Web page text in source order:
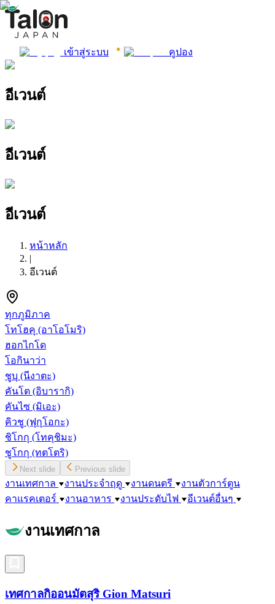
เข้าสู่ระบบ คูปอง
อีเวนต์
อีเวนต์
อีเวนต์
หน้าหลัก
|
อีเวนต์
ทุกภูมิภาค
โทโฮคุ (อาโอโมริ)
ฮอกไกโด
โอกินาว่า
ชูบุ (นีงาตะ)
คันโต (อิบารากิ)
คันไซ (มิเอะ)
คิวชู (ฟุกุโอกะ)
ชิโกกุ (โทคุชิมะ)
ชูโกกุ (ทตโตริ)
Next slide Previous slide
งานเทศกาล งานประจำฤดู งานดนตรี
งานตัวการ์ตูน
คาแรคเตอร์
งานอาหาร งานประดับไฟ อีเวนต์อื่นๆ
งานเทศกาล
เทศกาลกิออนมัตสุริ Gion Matsuri